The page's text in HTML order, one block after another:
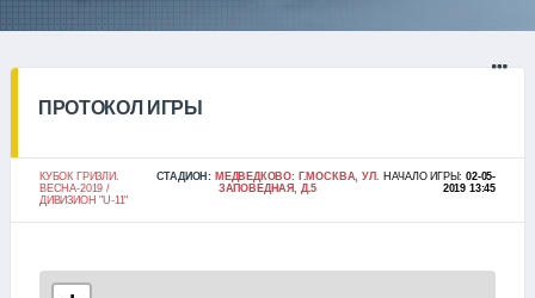
ПРОТОКОЛ ИГРЫ
КУБОК ГРИЗЛИ.
ВЕСНА-2019 /
ДИВИЗИОН "U-11"
СТАДИОН: МЕДВЕДКОВО: Г.МОСКВА, УЛ.
ЗАПОВЕДНАЯ, Д.5
НАЧАЛО ИГРЫ:02-05-
2019 13:45